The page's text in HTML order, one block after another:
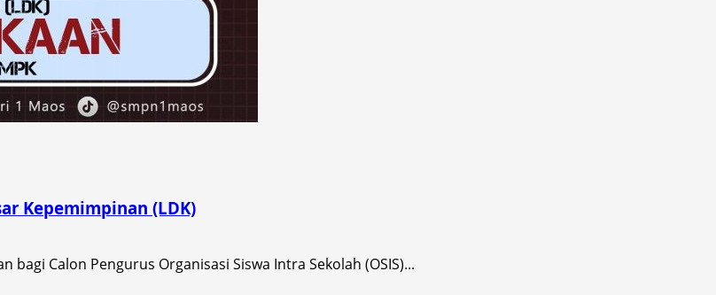
Kepemimpinan (LDK)
Calon Pengurus Organisasi Siswa Intra Sekolah (OSIS)...